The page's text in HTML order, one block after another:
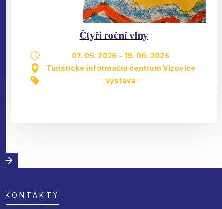
Čtyři roční vlny
07. 05. 2026 - 19. 06. 2026
Turistické informační centrum Vizovice
výstava
KONTAKTY